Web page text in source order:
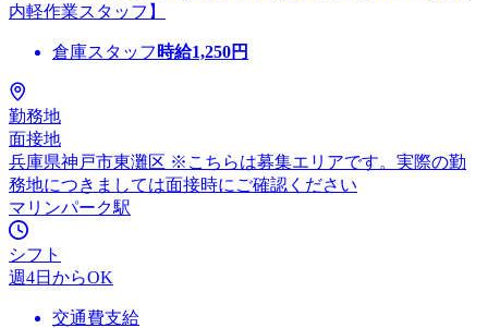
内軽作業スタッフ】
倉庫スタッフ 時給1,250円
勤務地
面接地
兵庫県神戸市東灘区 ※こちらは募集エリアです。実際の勤
務地につきましては面接時にご確認ください
マリンパーク駅
シフト
週4日からOK
交通費支給